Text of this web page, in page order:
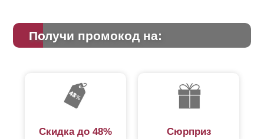
Получи промокод на:
Скидка до 48% Сюрприз